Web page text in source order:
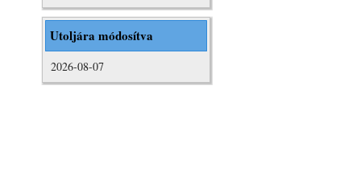
Utoljára módosítva
2026-08-07